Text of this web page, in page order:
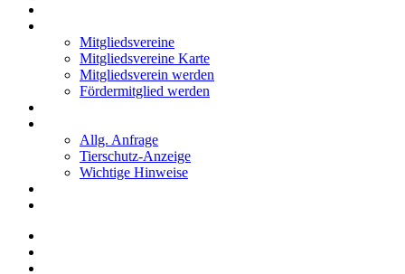
Mitgliedsvereine
Mitgliedsvereine Karte
Mitgliedsverein werden
Fördermitglied werden
Allg. Anfrage
Tierschutz-Anzeige
Wichtige Hinweise